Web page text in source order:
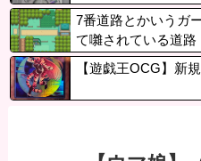
7番道路とかいうガ
て囃されている道路
【遊戯王OCG】新